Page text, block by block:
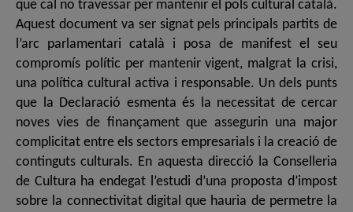
que cal no travessar per mantenir el pols cultural català.
Aquest document va ser signat pels principals partits de
l’arc parlamentari català i posa de manifest el seu
compromís polític per mantenir vigent, malgrat la crisi,
una política cultural activa i responsable. Un dels punts
que la Declaració esmenta és la necessitat de cercar
noves vies de finançament que assegurin una major
complicitat entre els sectors empresarials i la creació de
continguts culturals. En aquesta direcció la Conselleria
de Cultura ha endegat l’estudi d’una proposta d’impost
sobre la connectivitat digital que hauria de permetre la